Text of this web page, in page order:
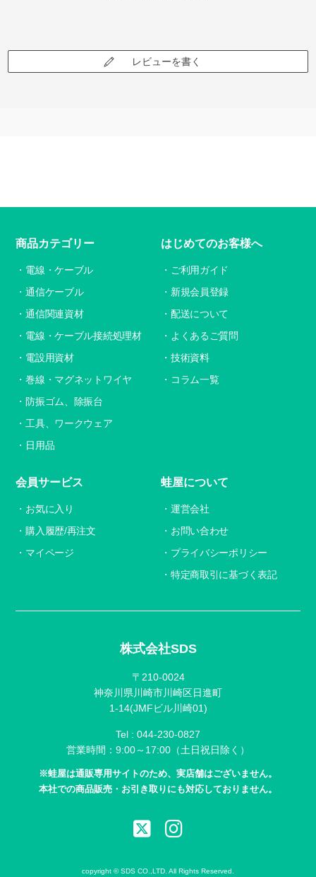
レビューを書く
株式会社SDS
〒210-0024
神奈川県川崎市川崎区日進町
1-14(JMFビル川崎01)
Tel : 044-230-0827
営業時間：9:00～17:00（土日祝日除く）
※蛙屋は通販専用サイトのため、実店舗はございません。
本社での商品販売・お引き取りにも対応しておりません。
商品カテゴリー
電線・ケーブル
通信ケーブル
通信関連資材
電線・ケーブル接続処理材
電設用資材
巻線・マグネットワイヤ
防振ゴム、除振台
工具、ワークウェア
日用品
はじめてのお客様へ
ご利用ガイド
新規会員登録
配送について
よくあるご質問
技術資料
コラム一覧
会員サービス
お気に入り
購入履歴/再注文
マイページ
蛙屋について
運営会社
お問い合わせ
プライバシーポリシー
特定商取引に基づく表記
copyright © SDS CO.,LTD. All Rights Reserved.